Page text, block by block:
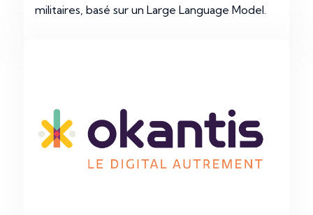
militaires, basé sur un Large Language Model.